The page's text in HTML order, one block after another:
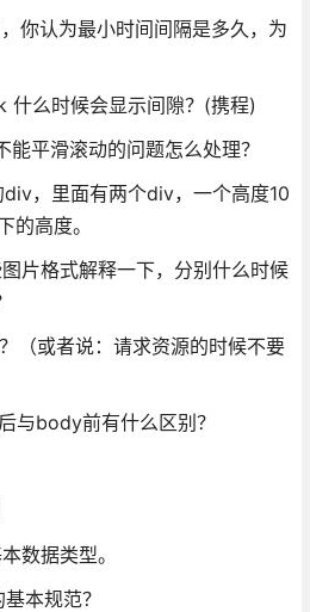
你认为最小时间间隔是多久，为
么时候会显示间隙？(携程)
平滑滚动的问题怎么处理？
，里面有两个div，一个高度10
的高度。
片格式解释一下，分别什么时候
（或者说：请求资源的时候不要
与body前有什么区别？
数据类型。
本规范？